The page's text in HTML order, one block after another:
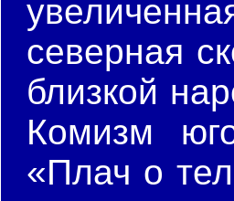
северная
близкой
Комизм
«Плач о